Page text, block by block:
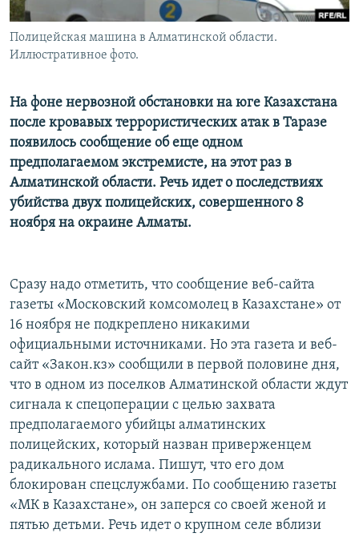
Полицейская машина в Алматинской области.
Иллюстративное фото.
На фоне нервозной обстановки на юге Казахстана
после кровавых террористических атак в Таразе
появилось сообщение об еще одном
предполагаемом экстремисте, на этот раз в
Алматинской области. Речь идет о последствиях
убийства двух полицейских, совершенного 8
ноября на окраине Алматы.
Сразу надо отметить, что сообщение веб-сайта
газеты «Московский комсомолец в Казахстане» от
16 ноября не подкреплено никакими
официальными источниками. Но эта газета и веб-
сайт «Закон.кз» сообщили в первой половине дня,
что в одном из поселков Алматинской области ждут
сигнала к спецоперации с целью захвата
предполагаемого убийцы алматинских
полицейских, который назван приверженцем
радикального ислама. Пишут, что его дом
блокирован спецслужбами. По сообщению газеты
«МК в Казахстане», он заперся со своей женой и
пятью детьми. Речь идет о крупном селе вблизи